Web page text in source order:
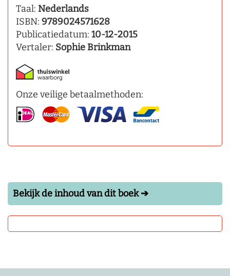
Taal: Nederlands
ISBN: 9789024571628
Publicatiedatum: 10-12-2015
Vertaler: Sophie Brinkman
Onze veilige betaalmethoden:
Bekijk de inhoud van dit boek ➔